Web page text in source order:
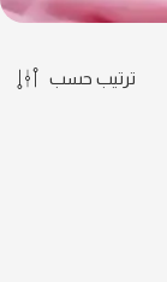
ترتيب حسب